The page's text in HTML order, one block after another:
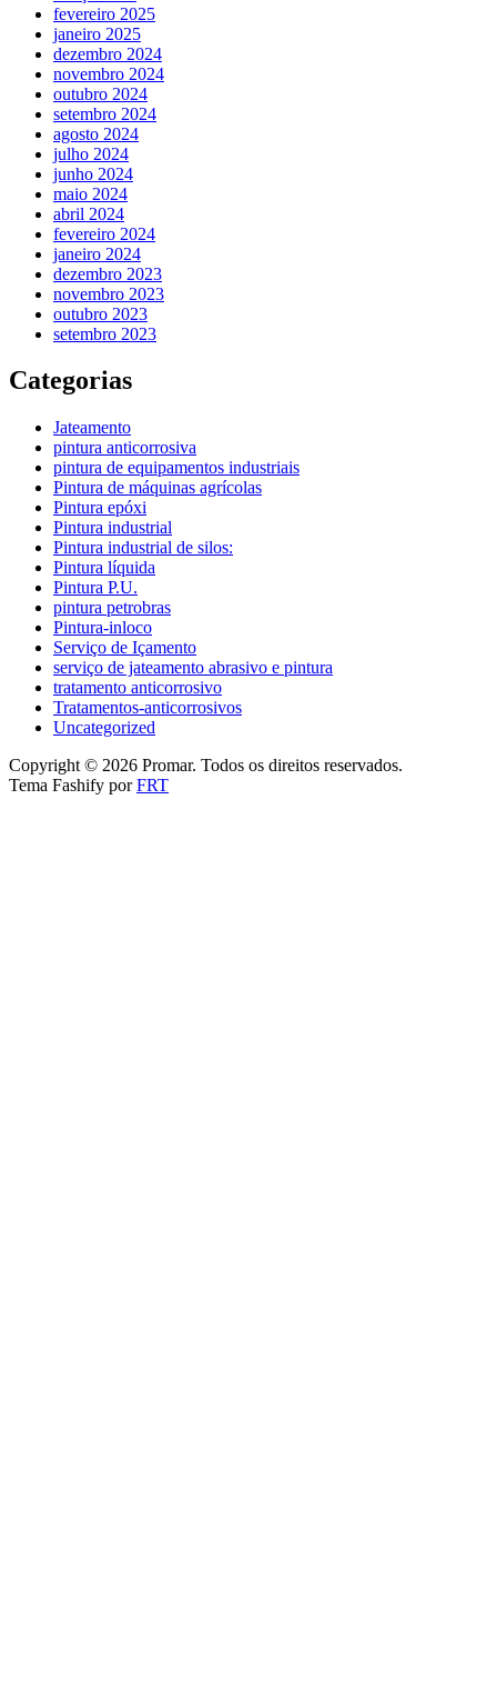
fevereiro 2025
janeiro 2025
dezembro 2024
novembro 2024
outubro 2024
setembro 2024
agosto 2024
julho 2024
junho 2024
maio 2024
abril 2024
fevereiro 2024
janeiro 2024
dezembro 2023
novembro 2023
outubro 2023
setembro 2023
Categorias
Jateamento
pintura anticorrosiva
pintura de equipamentos industriais
Pintura de máquinas agrícolas
Pintura epóxi
Pintura industrial
Pintura industrial de silos:
Pintura líquida
Pintura P.U.
pintura petrobras
Pintura-inloco
Serviço de Içamento
serviço de jateamento abrasivo e pintura
tratamento anticorrosivo
Tratamentos-anticorrosivos
Uncategorized
Copyright © 2026 Promar. Todos os direitos reservados.
Tema Fashify porFRT